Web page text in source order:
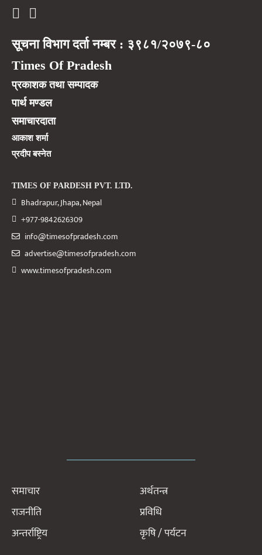
सूचना विभाग दर्ता नम्बर : ३९८१/२०७९-८०
Times Of Pradesh
प्रकाशक तथा सम्पादक
पार्थ मण्डल
समाचारदाता
आकाश शर्मा
प्रदीप बस्नेत
TIMES OF PARDESH PVT. LTD.
Bhadrapur, Jhapa, Nepal
+977-9842626309
info@timesofpradesh.com
advertise@timesofpradesh.com
www.timesofpradesh.com
समाचार
राजनीति
अन्तर्राष्ट्रिय
अर्थतन्त्र
प्रविधि
कृषि / पर्यटन